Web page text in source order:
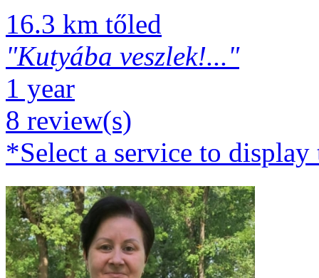
16.3 km tőled
"Kutyába veszlek!..."
1 year
8 review(s)
*Select a service to